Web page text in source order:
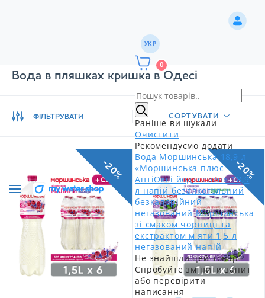
УКР
0
Раніше ви шукали
Очистити
Рекомендуємо додати
Вода Моршинська 18,9 л
«Моршинська плюс
АнтіОксі йод+селен» 18,9
л напій безалкогольний
безкалорійний
негазований Моршинська
зі смаком чорниці та
екстрактом м'яти 1,5 л
негазований напій
Не знайшли цей товар?
Спробуйте змінити запит
або перевірити
написання
Вода в пляшках кришка в Одесі
ФІЛЬТРУВАТИ СОРТУВАТИ
-20% -20%